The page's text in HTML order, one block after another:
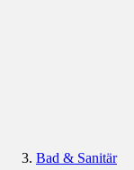
Bad & Sanitär